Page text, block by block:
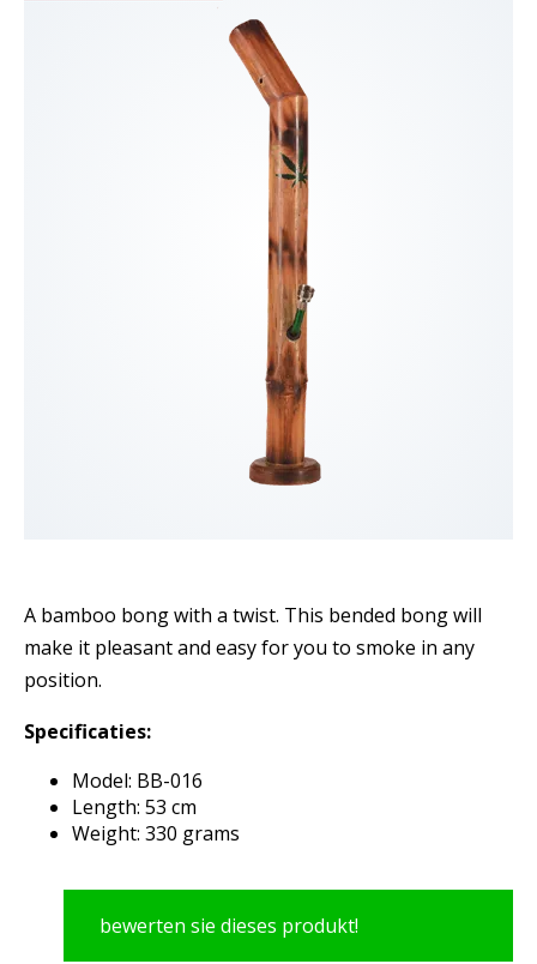
A bamboo bong with a twist. This bended bong will
make it pleasant and easy for you to smoke in any
position.
Specificaties:
Model: BB-016
Length: 53 cm
Weight: 330 grams
bewerten sie dieses produkt!